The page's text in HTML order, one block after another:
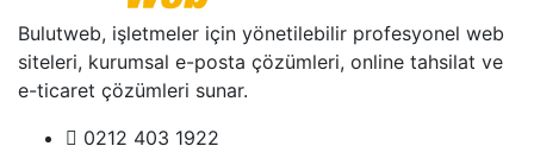
Bulutweb, işletmeler için yönetilebilir profesyonel web
siteleri, kurumsal e-posta çözümleri, online tahsilat ve
e-ticaret çözümleri sunar.
0212 403 1922